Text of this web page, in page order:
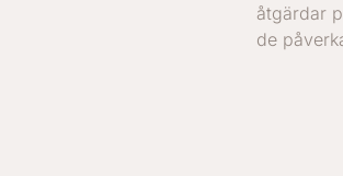
åtgärdar
de